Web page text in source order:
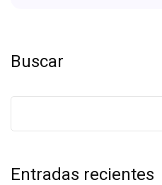
Buscar
Entradas recientes